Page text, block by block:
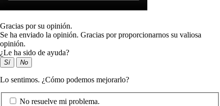
Gracias por su opinión.
Se ha enviado la opinión. Gracias por proporcionarnos su valiosa
opinión.
¿Le ha sido de ayuda?
Sí No
Lo sentimos. ¿Cómo podemos mejorarlo?
No resuelve mi problema.